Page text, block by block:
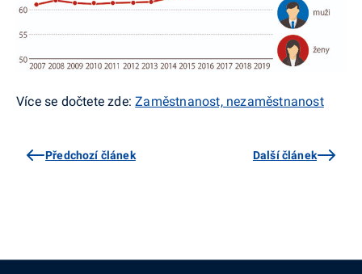
Více se dočtete zde:Zaměstnanost, nezaměstnanost
Předchozí článek Další článek